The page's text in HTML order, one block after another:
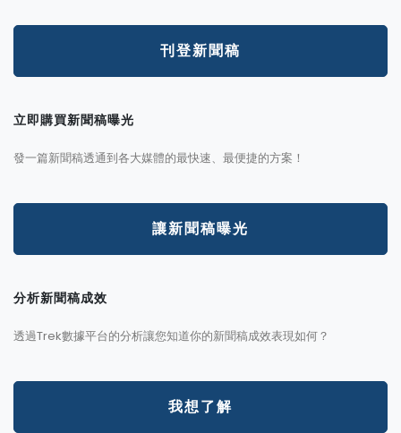
刊登新聞稿
立即購買新聞稿曝光
發一篇新聞稿透通到各大媒體的最快速、最便捷的方案！
讓新聞稿曝光
分析新聞稿成效
透過Trek數據平台的分析讓您知道你的新聞稿成效表現如何？
我想了解